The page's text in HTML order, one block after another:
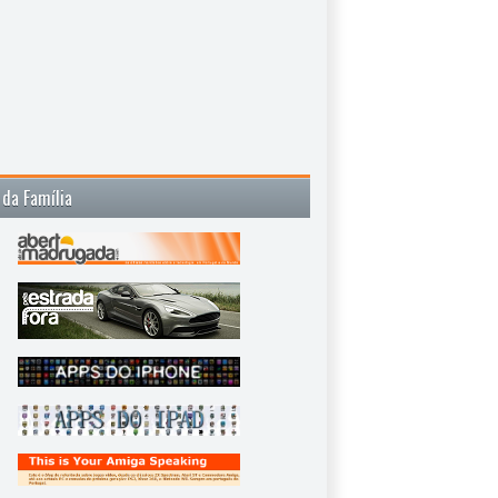
Família